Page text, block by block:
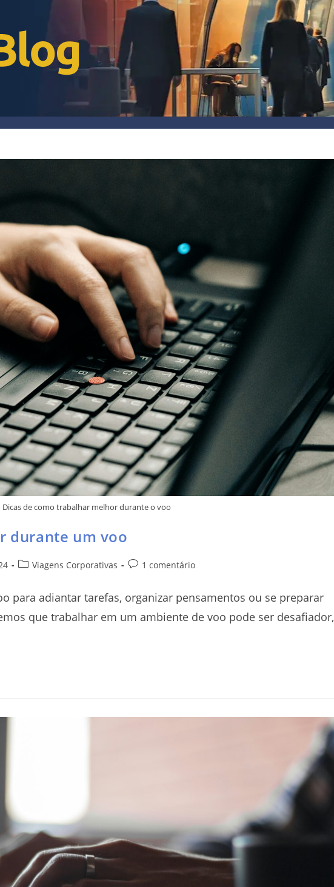
Dicas de como trabalhar melhor durante o voo
durante um voo
Viagens Corporativas 1 comentário
para adiantar tarefas, organizar pensamentos ou se preparar
que trabalhar em um ambiente de voo pode ser desafiador,